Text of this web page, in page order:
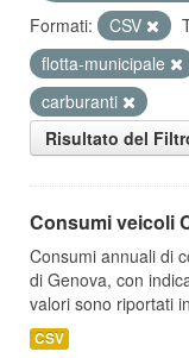
Formati:
CSV
flotta-municipale
carburanti
Risultato del
Consumi veicoli
Consumi annuali di
di Genova, con
valori sono riportati
CSV